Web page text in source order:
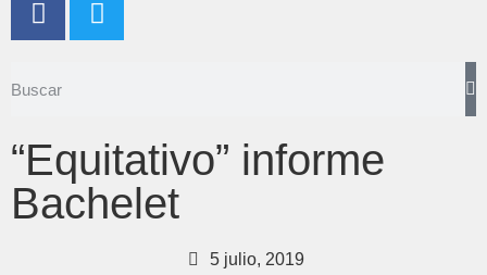
“Equitativo” informe
Bachelet
5 julio, 2019